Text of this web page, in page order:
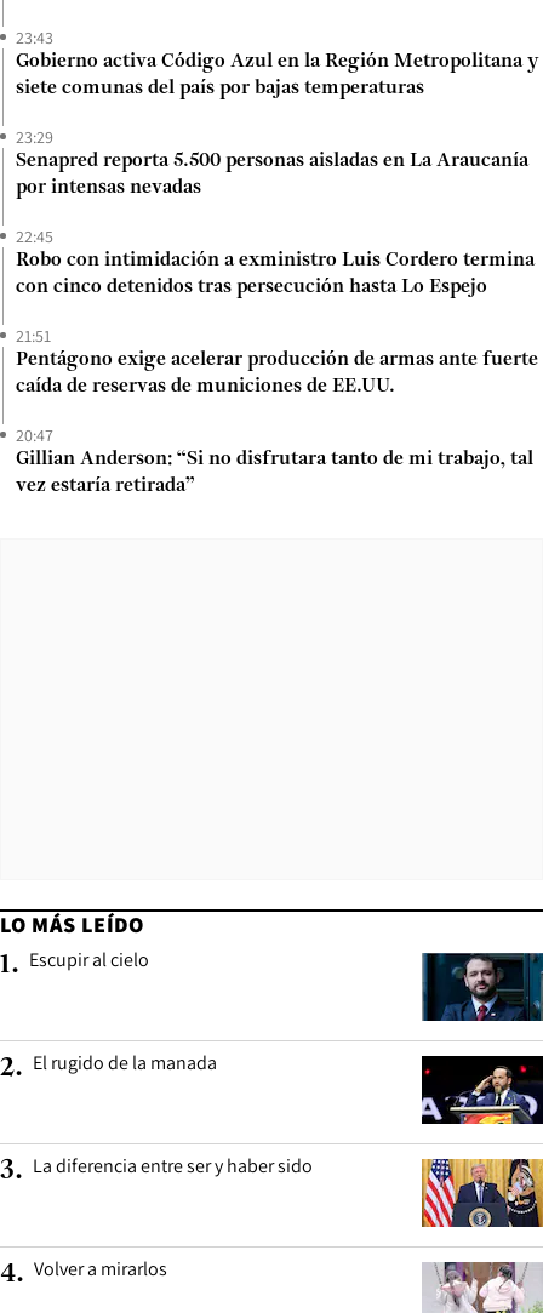
23:43
Gobierno activa Código Azul en la Región Metropolitana y
siete comunas del país por bajas temperaturas
23:29
Senapred reporta 5.500 personas aisladas en La Araucanía
por intensas nevadas
22:45
Robo con intimidación a exministro Luis Cordero termina
con cinco detenidos tras persecución hasta Lo Espejo
21:51
Pentágono exige acelerar producción de armas ante fuerte
caída de reservas de municiones de EE.UU.
20:47
Gillian Anderson: “Si no disfrutara tanto de mi trabajo, tal
vez estaría retirada”
LO MÁS LEÍDO
1. Escupir al cielo
2. El rugido de la manada
3. La diferencia entre ser y haber sido
4. Volver a mirarlos